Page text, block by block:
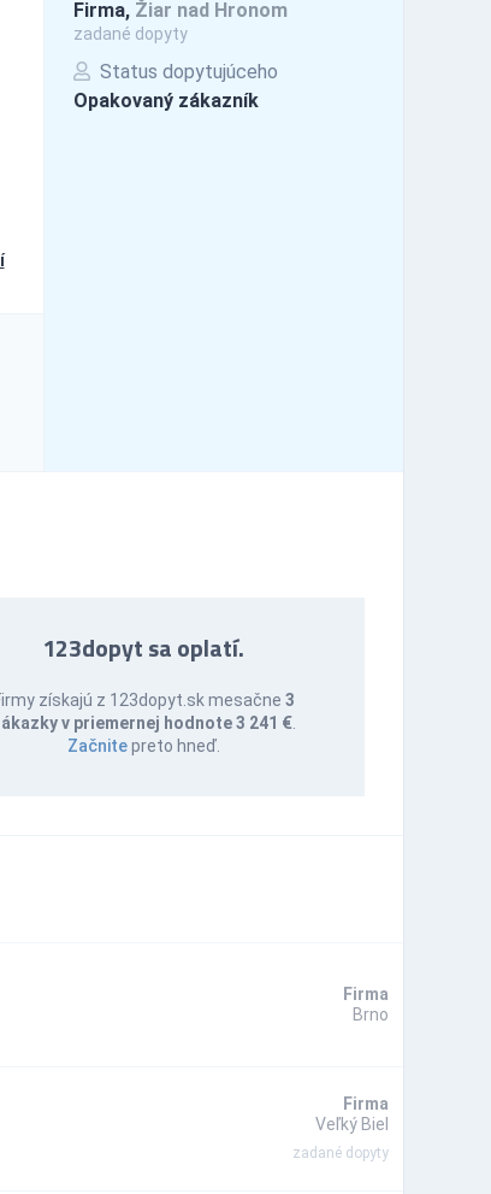
Firma, Žiar nad Hronom
zadané dopyty
Status dopytujúceho
Opakovaný zákazník
123dopyt sa oplatí.
získajú z 123dopyt.sk mesačne 3
v priemernej hodnote 3 241 €.
Začnitepreto hneď.
Firma
Brno
Firma
Veľký Biel
zadané dopyty